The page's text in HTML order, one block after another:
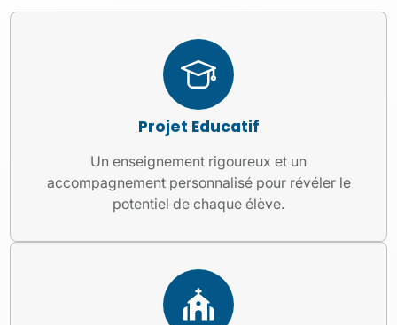
Projet Educatif
Un enseignement rigoureux et un
accompagnement personnalisé pour révéler le
potentiel de chaque élève.